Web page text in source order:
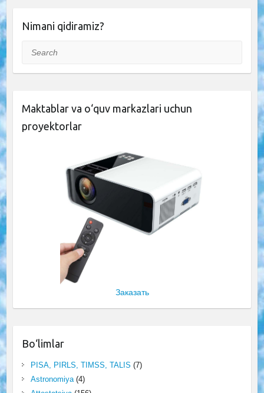
Nimani qidiramiz?
Search
Maktablar va o‘quv markazlari uchun
proyektorlar
Заказать
Bo‘limlar
PISA, PIRLS, TIMSS, TALIS (7)
Astronomiya(4)